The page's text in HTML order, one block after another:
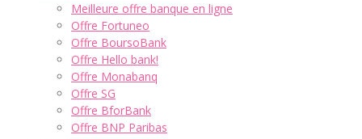
Meilleure offre banque en ligne
Offre Fortuneo
Offre BoursoBank
Offre Hello bank!
Offre Monabanq
Offre SG
Offre BforBank
Offre BNP Paribas